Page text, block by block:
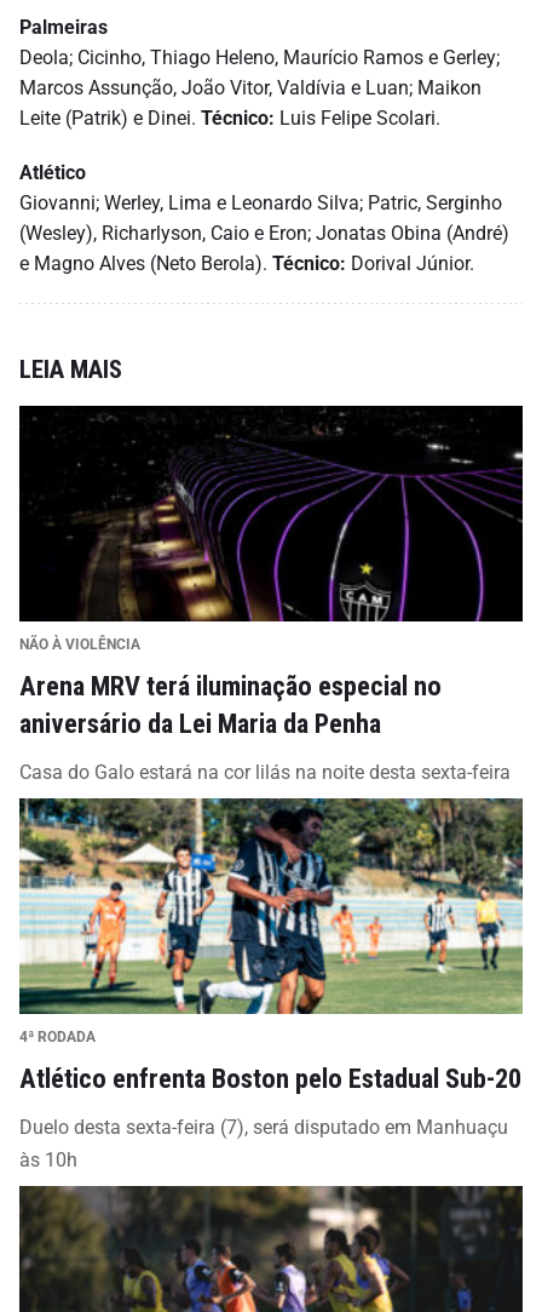
Palmeiras
Deola; Cicinho, Thiago Heleno, Maurício Ramos e Gerley;
Marcos Assunção, João Vitor, Valdívia e Luan; Maikon
Leite (Patrik) e Dinei. Técnico: Luis Felipe Scolari.
Atlético
Giovanni; Werley, Lima e Leonardo Silva; Patric, Serginho
(Wesley), Richarlyson, Caio e Eron; Jonatas Obina (André)
e Magno Alves (Neto Berola). Técnico: Dorival Júnior.
LEIA MAIS
NÃO À VIOLÊNCIA
Arena MRV terá iluminação especial no
aniversário da Lei Maria da Penha
Casa do Galo estará na cor lilás na noite desta sexta-feira
4ª RODADA
Atlético enfrenta Boston pelo Estadual Sub-20
Duelo desta sexta-feira (7), será disputado em Manhuaçu
às 10h